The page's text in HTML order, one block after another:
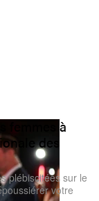
femmes à
des
plébiscitées sur le
votre